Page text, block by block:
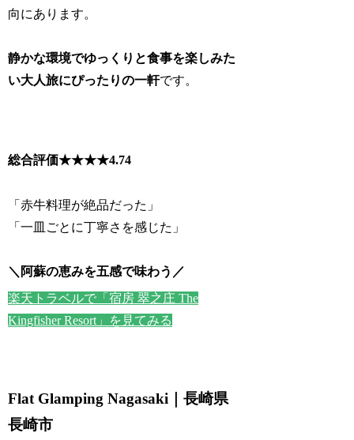
向にあります。
静かな環境でゆっくりと食事を楽しみた
い大人旅にぴったりの一軒です。
総合評価★★★★4.74
「赤牛料理が絶品だった」
「一皿ごとに丁寧さを感じた」
＼阿蘇の恵みを五感で味わう／
楽天トラベルで「宿房 翠之庄 The
Kingfisher Resort」を見てみる
Flat Glamping Nagasaki｜長崎県
長崎市